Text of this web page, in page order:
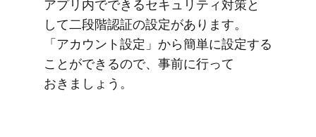
アプリ内で​できる​セキュリティ対策と​
して​二段階認証の​設定が​あります。​
「アカウント設定」から​簡単に​設定する​
ことができるので、​事前に​行って​
おきましょう。